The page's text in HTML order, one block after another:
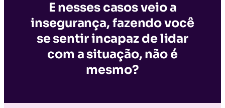
E nesses casos veio a
insegurança, fazendo você
se sentir incapaz de lidar
com a situação, não é
mesmo?